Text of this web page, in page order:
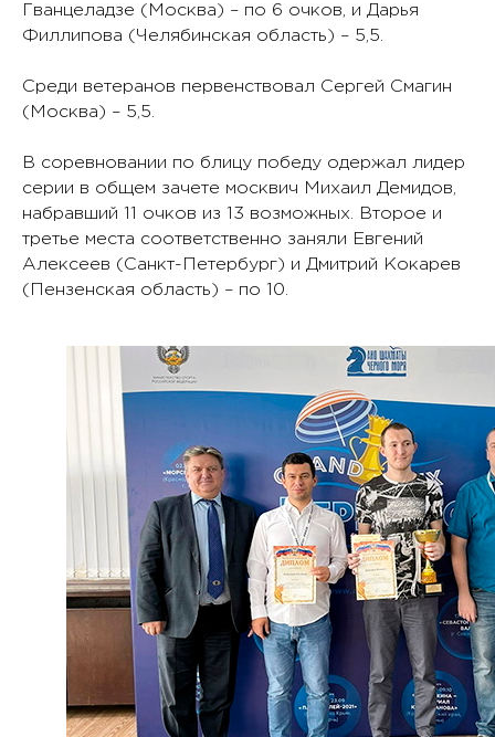
Гванцеладзе (Москва) – по 6 очков, и Дарья
Филлипова (Челябинская область) – 5,5.
Среди ветеранов первенствовал Сергей Смагин
(Москва) – 5,5.
В соревновании по блицу победу одержал лидер
серии в общем зачете москвич Михаил Демидов,
набравший 11 очков из 13 возможных. Второе и
третье места соответственно заняли Евгений
Алексеев (Санкт-Петербург) и Дмитрий Кокарев
(Пензенская область) – по 10.